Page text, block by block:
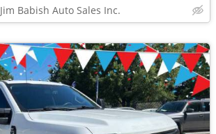
Jim Babish Auto Sales Inc.